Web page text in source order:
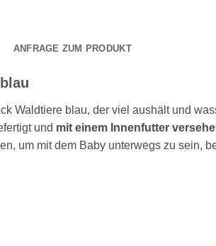
ANFRAGE ZUM PRODUKT
Waldtiere blau, der viel aushält und
und mit einem Innenfutter
um mit dem Baby unterwegs zu sein,